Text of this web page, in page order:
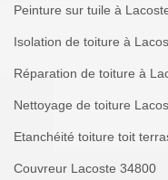
Peinture sur tuile à
Isolation de toiture à
Réparation de toiture à
Nettoyage de toiture
Etanchéité toiture toit
Couvreur Lacoste 34800